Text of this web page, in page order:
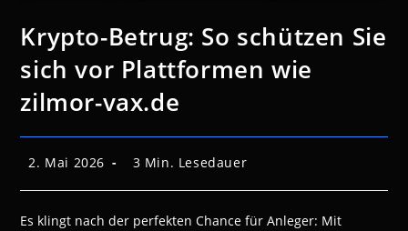
Krypto-Betrug: So schützen Sie
sich vor Plattformen wie
zilmor-vax.de
Beitrag
2. Mai 2026 Lesedauer:
3 Min. Lesedauer
Es klingt nach der perfekten Chance für Anleger: Mit